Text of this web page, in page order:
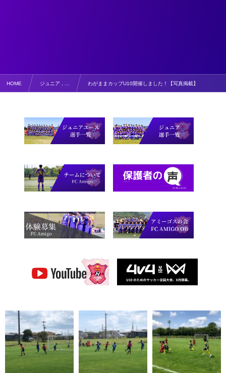
HOME ジュニア , … わがままカップU10開催しました！【写真掲載】